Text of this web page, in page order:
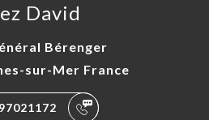
David
Bérenger
sur-Mer France